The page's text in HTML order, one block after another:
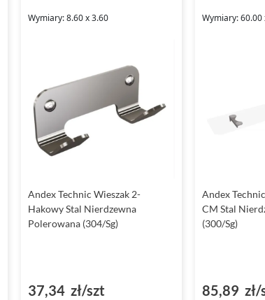
Wymiary: 8.60 x 3.60
Andex Technic Wieszak 2-
Hakowy Stal Nierdzewna
Polerowana (304/Sg)
37,34 zł/szt
Wymiary: 60.00
Andex
CM Stal
(300/Sg)
85,89 zł/